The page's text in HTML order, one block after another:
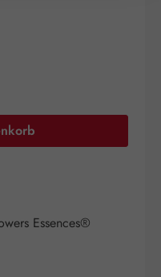
gewünschten
Essences®